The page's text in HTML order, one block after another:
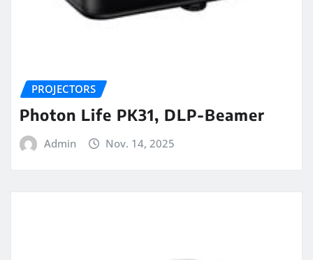
PROJECTORS
Photon Life PK31, DLP-Beamer
Admin Nov. 14, 2025